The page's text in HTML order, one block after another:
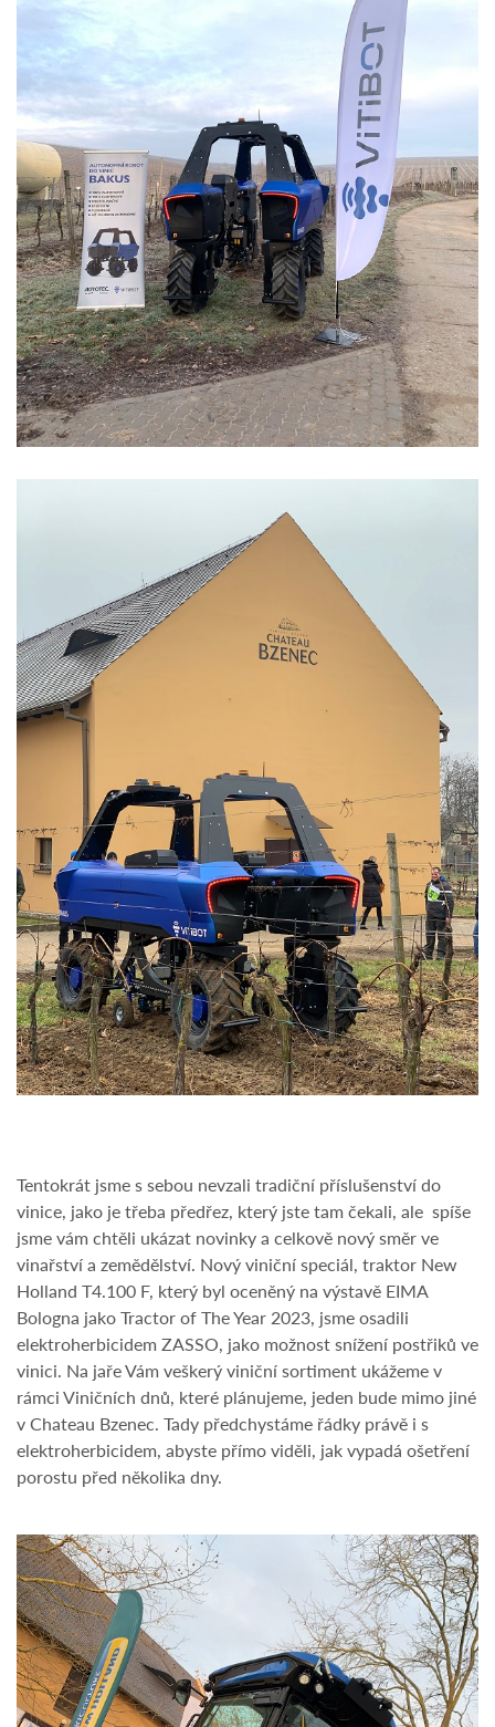
Tentokrát jsme s sebou nevzali tradiční příslušenství do
vinice, jako je třeba předřez, který jste tam čekali, ale spíše
jsme vám chtěli ukázat novinky a celkově nový směr ve
vinařství a zemědělství. Nový viniční speciál, traktor New
Holland T4.100 F, který byl oceněný na výstavě EIMA
Bologna jako Tractor of The Year 2023, jsme osadili
elektroherbicidem ZASSO, jako možnost snížení postřiků ve
vinici. Na jaře Vám veškerý viniční sortiment ukážeme v
rámci Viničních dnů, které plánujeme, jeden bude mimo jiné
v Chateau Bzenec. Tady předchystáme řádky právě i s
elektroherbicidem, abyste přímo viděli, jak vypadá ošetření
porostu před několika dny.